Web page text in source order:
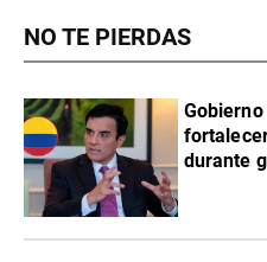
NO TE PIERDAS
durante